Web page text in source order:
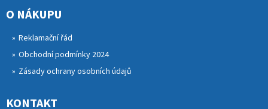
O NÁKUPU
Reklamační řád
Obchodní podmínky 2024
Zásady ochrany osobních údajů
KONTAKT